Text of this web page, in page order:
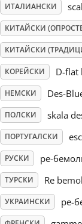
Svenska
Tiếng Việt
Türkçe
Українська
繁體中文
ИТАЛИАНСКИ
КИТАЙСКИ
КИТАЙСКИ
КОРЕЙСКИ D-flat
НЕМСКИ Des-
ПОЛСКИ skala
ПОРТУГАЛСКИ
РУСКИ ре-
ТУРСКИ Re
УКРАИНСКИ ре-